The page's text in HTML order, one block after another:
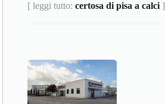
[ leggi tutto:certosa di pisa a calci ]